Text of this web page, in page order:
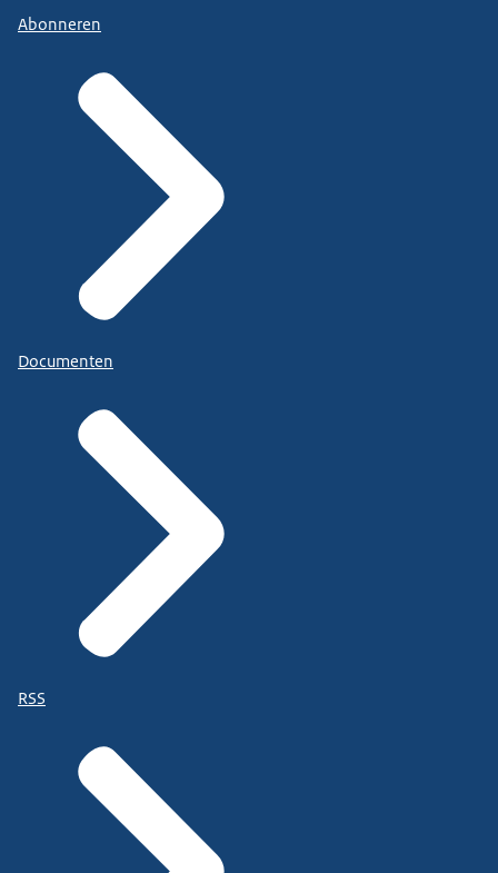
Abonneren
Documenten
RSS